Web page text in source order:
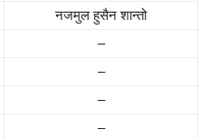
नजमुल हुसैन शान्तो
–
–
–
–